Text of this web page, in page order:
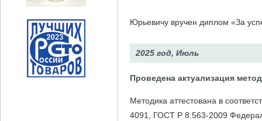
Юрьевичу вручен диплом «За
2025 год, Июль
Проведена актуализация
Методика аттестована в
4091, ГОСТ Р 8.563-2009